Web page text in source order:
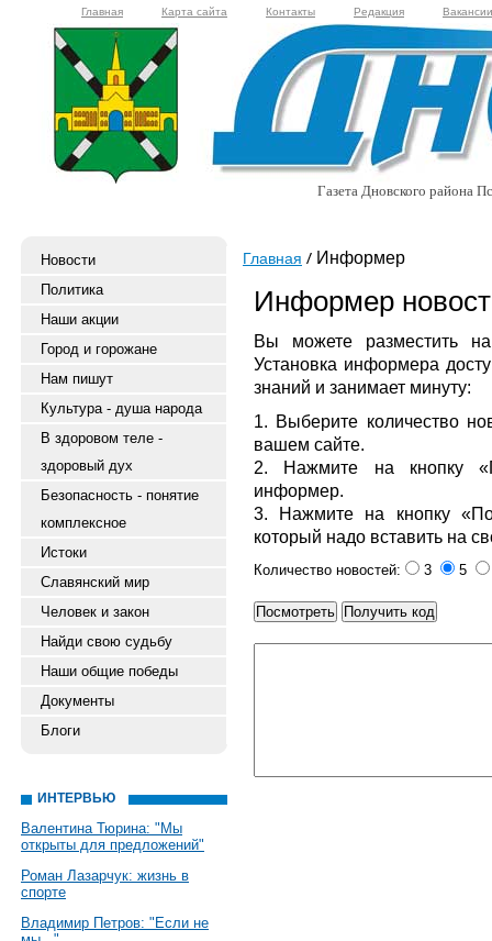
Главная Карта сайта Контакты Редакция Вакансии
Газета Дновского района
Новости
Политика
Наши акции
Город и горожане
Нам пишут
Культура - душа народа
В здоровом теле -
здоровый дух
Безопасность - понятие
комплексное
Истоки
Славянский мир
Человек и закон
Найди свою судьбу
Наши общие победы
Документы
Блоги
ИНТЕРВЬЮ
Валентина Тюрина: "Мы
открыты для предложений"
Роман Лазарчук: жизнь в
спорте
Владимир Петров: "Если не
Главная Информер
Информер
Вы можете разместить
Установка информера
знаний и занимает минуту:
1. Выберите количество
вашем сайте.
2. Нажмите на кнопку
информер.
3. Нажмите на кнопку
который надо вставить на
Количество новостей: 3 5